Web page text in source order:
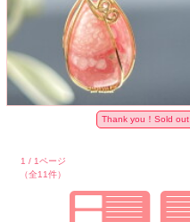
Thank you！Sold out
1 / 1ページ
（全11件）